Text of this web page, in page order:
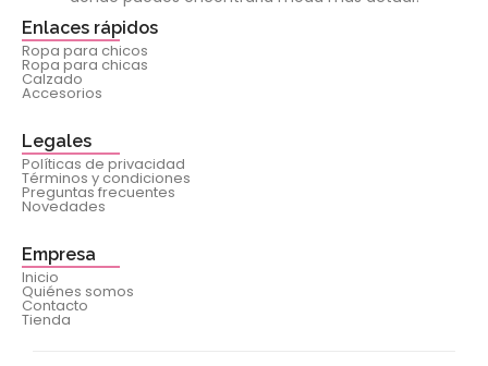
Enlaces rápidos
Ropa para chicos
Ropa para chicas
Calzado
Accesorios
Legales
Políticas de privacidad
Términos y condiciones
Preguntas frecuentes
Novedades
Empresa
Inicio
Quiénes somos
Contacto
Tienda